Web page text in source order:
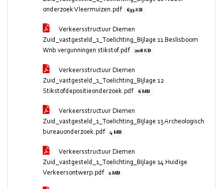
onderzoek Vleermuizen.pdf
633 KB
Verkeersstructuur Diemen
Zuid_vastgesteld_1_Toelichting_Bijlage 11 Beslisboom
Wnb vergunningen stikstof.pdf
208 KB
Verkeersstructuur Diemen
Zuid_vastgesteld_1_Toelichting_Bijlage 12
Stikstofdepositieonderzoek.pdf
6 MB
Verkeersstructuur Diemen
Zuid_vastgesteld_1_Toelichting_Bijlage 13 Archeologisch
bureauonderzoek.pdf
4 MB
Verkeersstructuur Diemen
Zuid_vastgesteld_1_Toelichting_Bijlage 14 Huidige
Verkeersontwerp.pdf
1 MB